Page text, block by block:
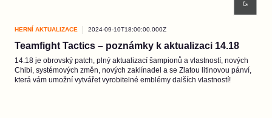
HERNÍ AKTUALIZACE 2024-09-10T18:00:00.000Z
Teamfight Tactics – poznámky k aktualizaci 14.18
14.18 je obrovský patch, plný aktualizací šampionů a vlastností, nových
Chibi, systémových změn, nových zaklínadel a se Zlatou litinovou pánví,
která vám umožní vytvářet vyrobitelné emblémy dalších vlastností!